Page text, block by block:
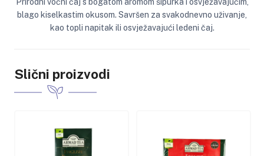
blago kiselkastim okusom. Savršen za svakodnevno uživanje,
kao topli napitak ili osvježavajući ledeni čaj.
Slični proizvodi